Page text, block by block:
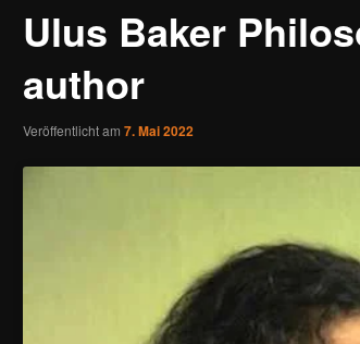
Ulus Baker
author
Veröffentlicht am 7. Mai 2022